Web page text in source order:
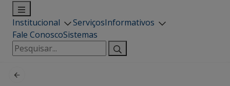
Institucional ServiçosInformativos
Fale ConoscoSistemas
Pesquisar
por: